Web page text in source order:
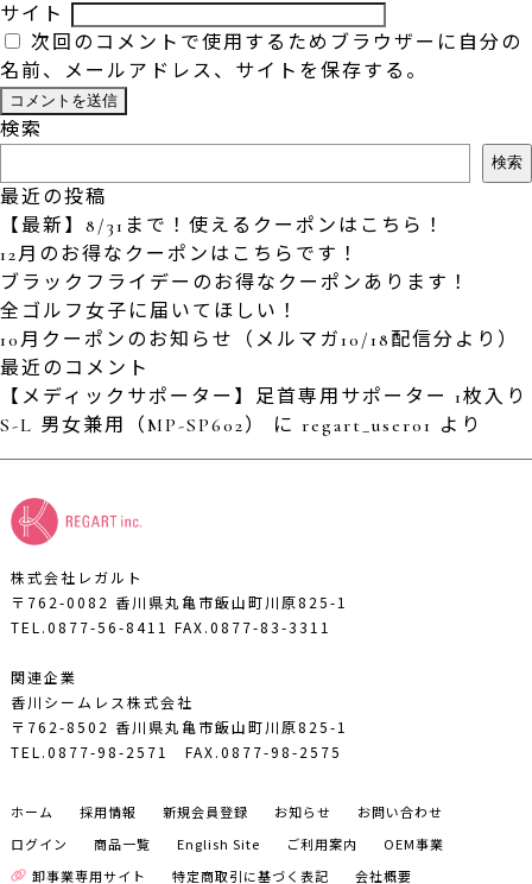
サイト
次回のコメントで使用するためブラウザーに自分の
名前、メールアドレス、サイトを保存する。
検索
検索
最近の投稿
【最新】8/31まで！使えるクーポンはこちら！
12月のお得なクーポンはこちらです！
ブラックフライデーのお得なクーポンあります！
全ゴルフ女子に届いてほしい！
10月クーポンのお知らせ（メルマガ10/18配信分より）
最近のコメント
【メディックサポーター】足首専用サポーター 1枚入り
S-L 男女兼用（MP-SP602）
に regart_user01 より
株式会社レガルト
〒762-0082 香川県丸亀市飯山町川原825-1
TEL.0877-56-8411 FAX.0877-83-3311
関連企業
香川シームレス株式会社
〒762-8502 香川県丸亀市飯山町川原825-1
TEL.0877-98-2571
FAX.0877-98-2575
ホーム 採用情報 新規会員登録 お知らせ
お問い合わせ
ログイン
商品一覧 English Site ご利用案内
OEM事業
卸事業専用サイト
特定商取引に基づく表記 会社概要